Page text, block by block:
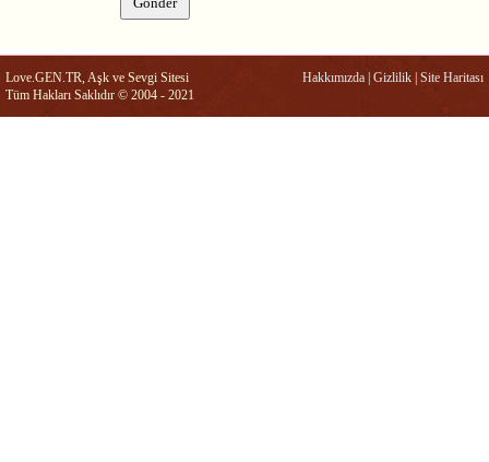
Love.GEN.TR, Aşk ve Sevgi Sitesi
Tüm Hakları Saklıdır © 2004 - 2021
Hakkımızda | Gizlilik | Site Haritası